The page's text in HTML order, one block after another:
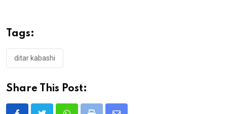
Tags:
ditar kabashi
Share This Post: